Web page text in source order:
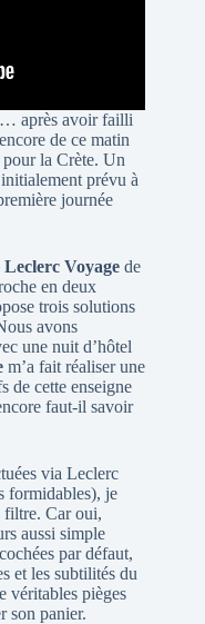
après avoir failli
de ce matin
la Crète. Un
prévu à
journée
Leclerc Voyage de
en deux
trois solutions
avons
une nuit d’hôtel
m’a fait réaliser une
de cette enseigne
faut-il savoir
via Leclerc
formidables), je
filtre. Car oui,
aussi simple
par défaut,
et les subtilités du
véritables pièges
son panier.